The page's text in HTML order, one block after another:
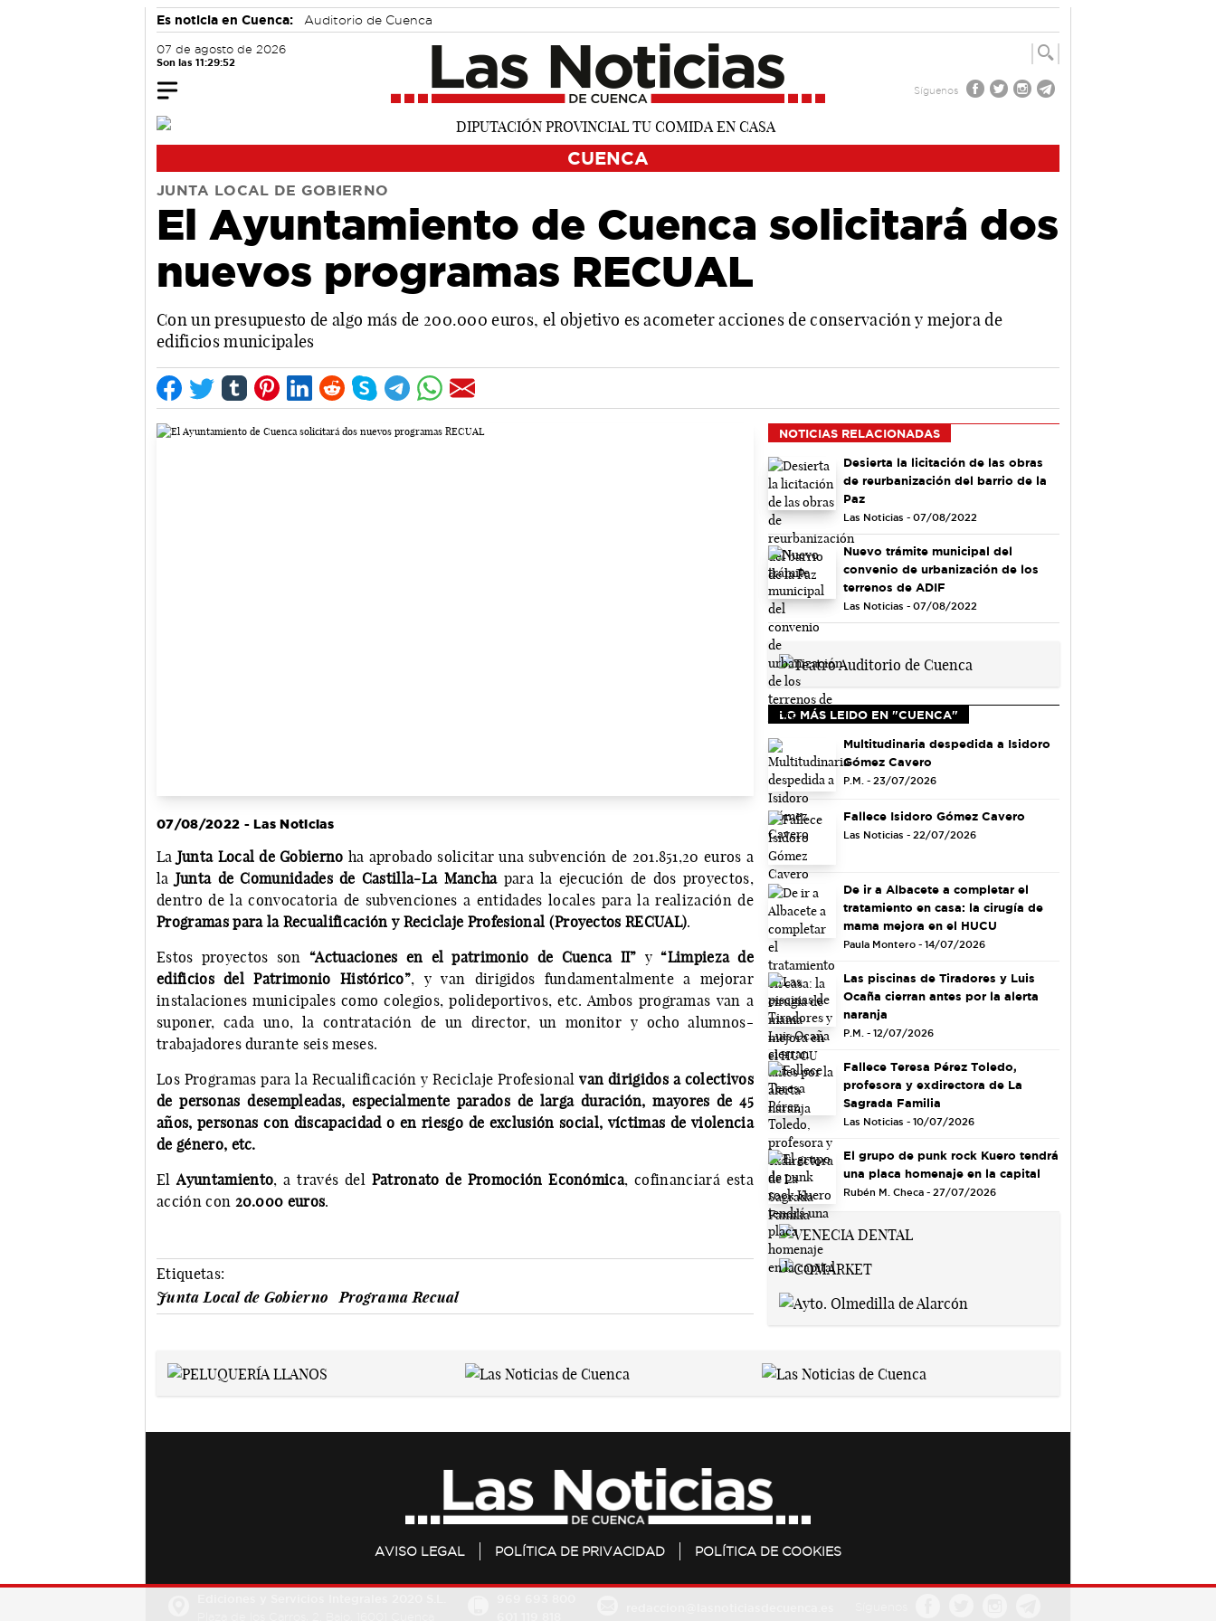
Es noticia en Cuenca: Auditorio de Cuenca
07 de agosto de 2026
Son las 11:29:53
Síguenos
CUENCA
JUNTA LOCAL DE GOBIERNO
El Ayuntamiento de Cuenca solicitará dos
nuevos programas RECUAL
Con un presupuesto de algo más de 200.000 euros, el objetivo es acometer acciones de conservación y mejora de
edificios municipales
07/08/2022 - Las Noticias
La Junta Local de Gobierno ha aprobado solicitar una subvención de 201.851,20 euros a
la Junta de Comunidades de Castilla-La Mancha para la ejecución de dos proyectos,
dentro de la convocatoria de subvenciones a entidades locales para la realización de
Programas para la Recualificación y Reciclaje Profesional (Proyectos RECUAL).
Estos proyectos son “Actuaciones en el patrimonio de Cuenca II” y “Limpieza de
edificios del Patrimonio Histórico”, y van dirigidos fundamentalmente a mejorar
instalaciones municipales como colegios, polideportivos, etc. Ambos programas van a
suponer, cada uno, la contratación de un director, un monitor y ocho alumnos-
trabajadores durante seis meses.
Los Programas para la Recualificación y Reciclaje Profesionalvan dirigidos a colectivos
de personas desempleadas, especialmente parados de larga duración, mayores de 45
años, personas con discapacidad o en riesgo de exclusión social, víctimas de violencia
de género, etc.
ElAyuntamiento, a través del Patronato de Promoción Económica, cofinanciará esta
acción con 20.000 euros.
Etiquetas:
Junta Local de Gobierno
Programa Recual
NOTICIAS RELACIONADAS
Desierta la licitación de las obras
de reurbanización del barrio de la
Paz
Las Noticias - 07/08/2022
Nuevo trámite municipal del
convenio de urbanización de los
terrenos de ADIF
Las Noticias - 07/08/2022
LO MÁS LEIDO EN "CUENCA"
Multitudinaria despedida a Isidoro
Gómez Cavero
P.M. - 23/07/2026
Fallece Isidoro Gómez Cavero
Las Noticias - 22/07/2026
De ir a Albacete a completar el
tratamiento en casa: la cirugía de
mama mejora en el HUCU
Paula Montero - 14/07/2026
Las piscinas de Tiradores y Luis
Ocaña cierran antes por la alerta
naranja
P.M. - 12/07/2026
Fallece Teresa Pérez Toledo,
profesora y exdirectora de La
Sagrada Familia
Las Noticias - 10/07/2026
El grupo de punk rock Kuero tendrá
una placa homenaje en la capital
Rubén M. Checa - 27/07/2026
AVISO LEGAL POLÍTICA DE PRIVACIDAD POLÍTICA DE COOKIES